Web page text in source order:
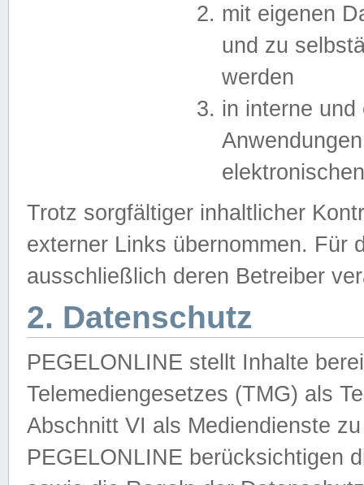
mit eigenen
und zu
werden
in interne
Trotz sorgfältiger inhaltlicher
externer Links übernommen. Für
ausschließlich deren Betreiber
2. Datenschutz
PEGELONLINE stellt Inhalte
Telemediengesetzes (TMG) als
Abschnitt VI als Mediendienste
PEGELONLINE berücksichtigen